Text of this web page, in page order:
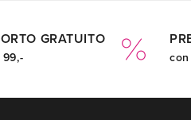
GRATUITO
99,-